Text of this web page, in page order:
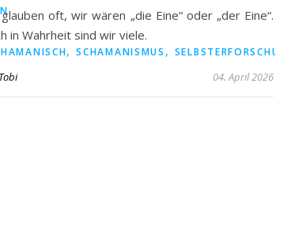
,SCHAMANISMUS , SELBSTERFORSCHUNG
oft, wir wären „die Eine“ oder „der Eine“.
in Wahrheit sind wir viele.
Tobi 04. April 2026